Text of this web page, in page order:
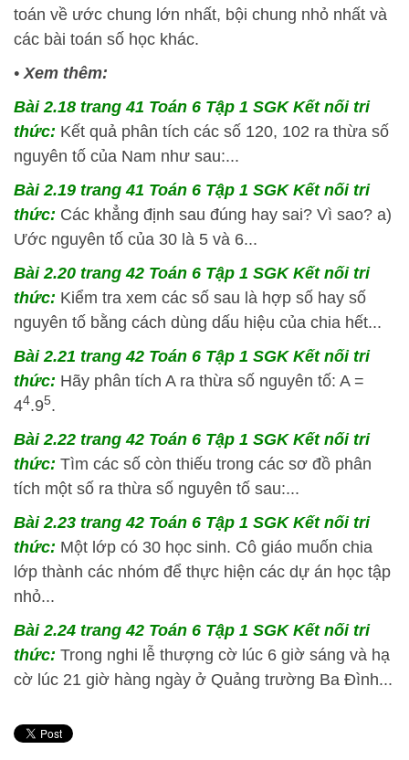
toán về ước chung lớn nhất, bội chung nhỏ nhất và
các bài toán số học khác.
•Xem thêm:
Bài 2.18 trang 41 Toán 6 Tập 1 SGK Kết nối tri
thức: Kết quả phân tích các số 120, 102 ra thừa số
nguyên tố của Nam như sau:...
Bài 2.19 trang 41 Toán 6 Tập 1 SGK Kết nối tri
thức: Các khẳng định sau đúng hay sai? Vì sao? a)
Ước nguyên tố của 30 là 5 và 6...
Bài 2.20 trang 42 Toán 6 Tập 1 SGK Kết nối tri
thức: Kiểm tra xem các số sau là hợp số hay số
nguyên tố bằng cách dùng dấu hiệu của chia hết...
Bài 2.21 trang 42 Toán 6 Tập 1 SGK Kết nối tri
thức: Hãy phân tích A ra thừa số nguyên tố: A =
44.95.
Bài 2.22 trang 42 Toán 6 Tập 1 SGK Kết nối tri
thức: Tìm các số còn thiếu trong các sơ đồ phân
tích một số ra thừa số nguyên tố sau:...
Bài 2.23 trang 42 Toán 6 Tập 1 SGK Kết nối tri
thức: Một lớp có 30 học sinh. Cô giáo muốn chia
lớp thành các nhóm để thực hiện các dự án học tập
nhỏ...
Bài 2.24 trang 42 Toán 6 Tập 1 SGK Kết nối tri
thức: Trong nghi lễ thượng cờ lúc 6 giờ sáng và hạ
cờ lúc 21 giờ hàng ngày ở Quảng trường Ba Đình...